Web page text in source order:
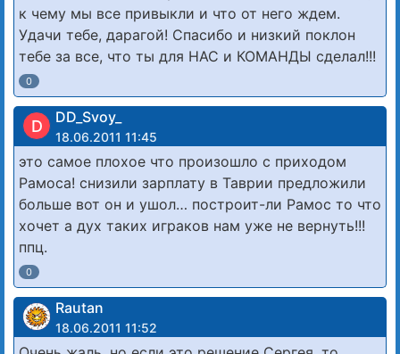
к чему мы все привыкли и что от него ждем.
Удачи тебе, дарагой! Спасибо и низкий поклон
тебе за все, что ты для НАС и КОМАНДЫ сделал!!!
0
D DD_Svoy_
18.06.2011 11:45
это самое плохое что произошло с приходом
Рамоса! снизили зарплату в Таврии предложили
больше вот он и ушол… построит-ли Рамос то что
хочет а дух таких играков нам уже не вернуть!!!
ппц.
0
Rautan
18.06.2011 11:52